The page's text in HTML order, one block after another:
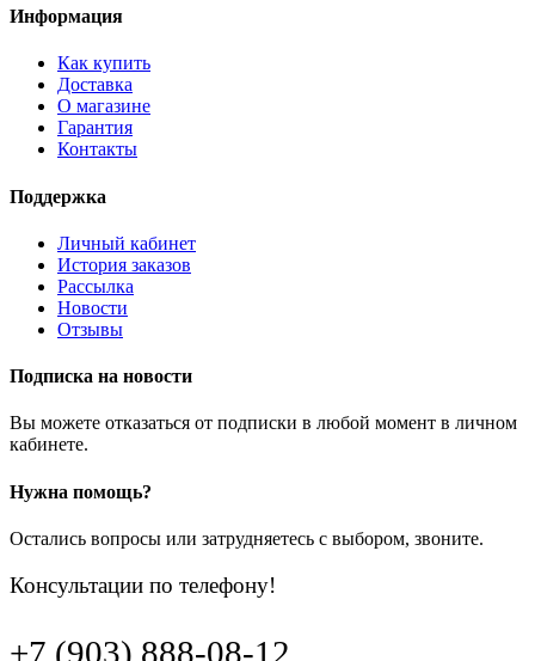
Информация
Как купить
Доставка
О магазине
Гарантия
Контакты
Поддержка
Личный кабинет
История заказов
Рассылка
Новости
Отзывы
Подписка на новости
Вы можете отказаться от подписки в любой момент в личном
кабинете.
Нужна помощь?
Остались вопросы или затрудняетесь с выбором, звоните.
Консультации по телефону!
+7 (903) 888-08-12